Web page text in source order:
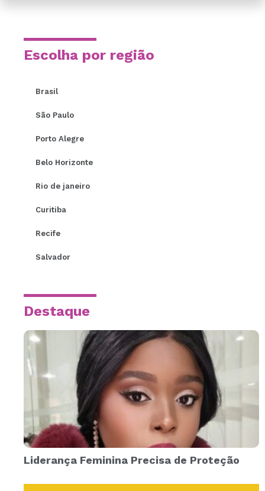
Escolha por região
Brasil
São Paulo
Porto Alegre
Belo Horizonte
Rio de janeiro
Curitiba
Recife
Salvador
Destaque
Liderança Feminina Precisa de Proteção